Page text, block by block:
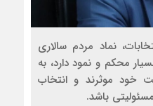
نماد مردم سالاری
محکم و نمود دارد، به
خود موثرند و انتخاب
باشد.